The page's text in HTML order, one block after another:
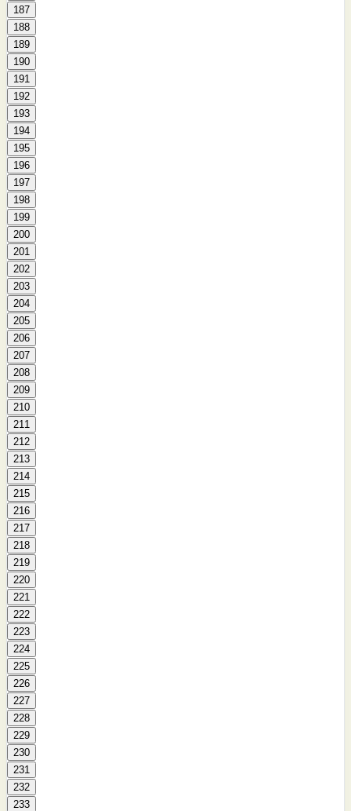
187
188
189
190
191
192
193
194
195
196
197
198
199
200
201
202
203
204
205
206
207
208
209
210
211
212
213
214
215
216
217
218
219
220
221
222
223
224
225
226
227
228
229
230
231
232
233